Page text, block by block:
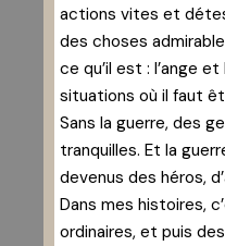
actions vites et
des choses
ce qu’il est : l’ange
situations où il faut
Sans la guerre, des
tranquilles. Et la
devenus des héros,
Dans mes histoires,
ordinaires, et puis